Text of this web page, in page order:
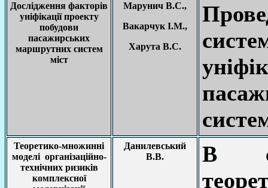
Дослідження факторів
уніфікації проекту
побудови
пасажирських
маршрутних систем
міст
Марунич В.С.,
Вакарчук І.М.,
Харута В.С.
Теоретико-множинні
моделі організаційно-
технічних ризиків
комплексної
Данилевський
В.В.
В